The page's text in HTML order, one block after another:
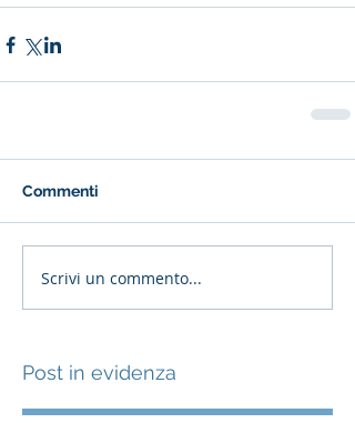
Commenti
Scrivi un commento...
Post in evidenza